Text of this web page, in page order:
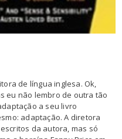
de língua inglesa. Ok,
eu não lembro de outra tão
a seu livro
adaptação. A diretora
da autora, mas só